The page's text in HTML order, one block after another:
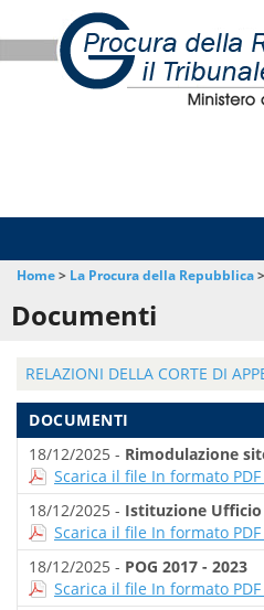
Home> La Procura della Repubblica>
Documenti
RELAZIONI DELLA CORTE DI
DOCUMENTI
18/12/2025 - Rimodulazione
Scarica il file In formato PDF
18/12/2025 - Istituzione Ufficio
Scarica il file In formato PDF
18/12/2025 - POG 2017 - 2023
Scarica il file In formato PDF